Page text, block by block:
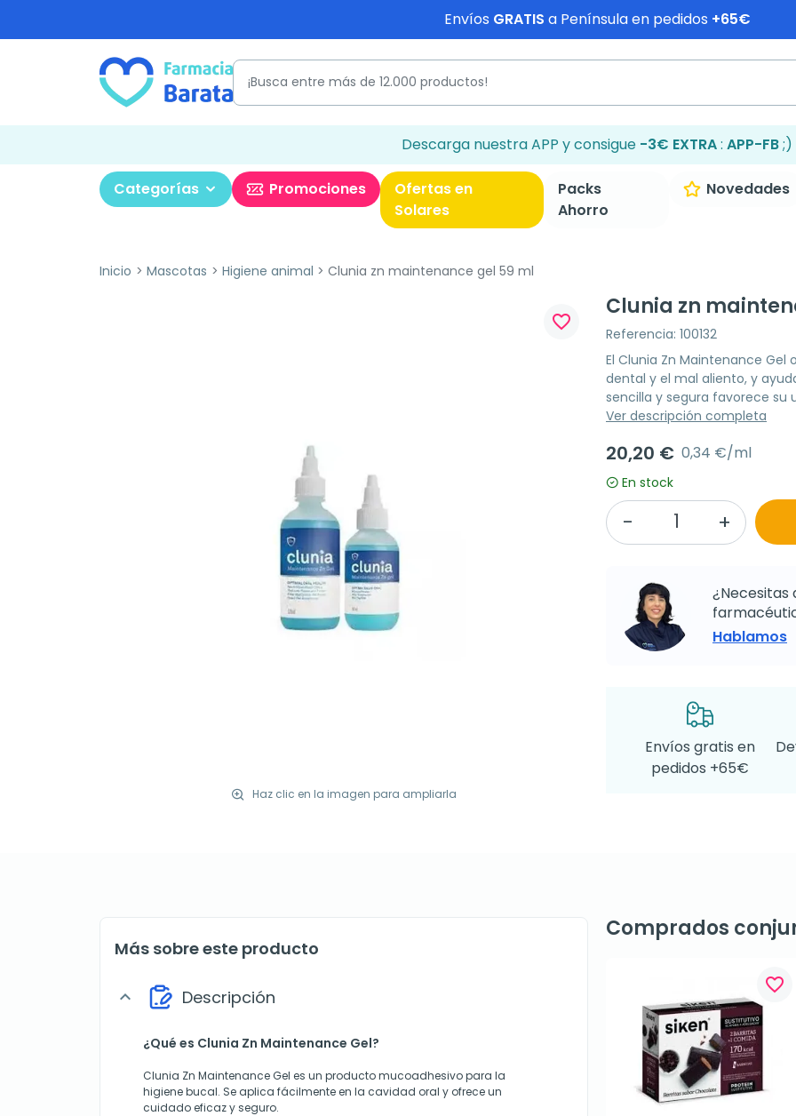
Envíos GRATIS a Península en pedidos +65€
Descarga nuestra APP y consigue -3€ EXTRA: APP-FB;)
Categorías Promociones
Ofertas en
Solares
Packs
Ahorro
Novedades
Inicio Mascotas Higiene animal Clunia zn maintenance gel 59 ml
Haz clic en la imagen para ampliarla
favorite_border
Clunia zn
Referencia: 100132
El Clunia Zn Maintenance
dental y el mal aliento, y
sencilla y segura favorece su
Ver descripción completa
20,20 € 0,34 €/ml
En stock
¿Necesitas
Hablamos
Envíos gratis en
pedidos +65€
Más sobre este producto
expand_more Descripción
¿Qué es Clunia Zn Maintenance Gel?
Clunia Zn Maintenance Gel es un producto mucoadhesivo para la
higiene bucal. Se aplica fácilmente en la cavidad oral y ofrece un
cuidado eficaz y seguro.
Comprados
favorite_border